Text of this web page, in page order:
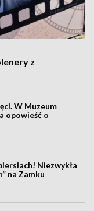
z
W Muzeum
opowieść o
Niezwykła
na Zamku